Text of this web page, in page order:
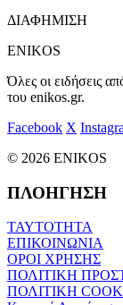
ΔΙΑΦΗΜΙΣΗ
ENIKOS
Όλες οι ειδήσεις
του enikos.gr.
Facebook X
© 2026 ENIKOS
ΠΛΟΗΓΗΣΗ
ΤΑΥΤΟΤΗΤΑ
ΕΠΙΚΟΙΝΩΝΙΑ
ΟΡΟΙ ΧΡΗΣΗΣ
ΠΟΛΙΤΙΚΗ
ΠΟΛΙΤΙΚΗ